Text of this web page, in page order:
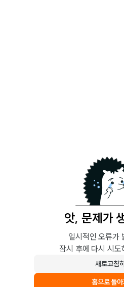
앗, 문제가
일시적인 오류가
잠시 후에 다시 시도
새로고침
홈으로 돌